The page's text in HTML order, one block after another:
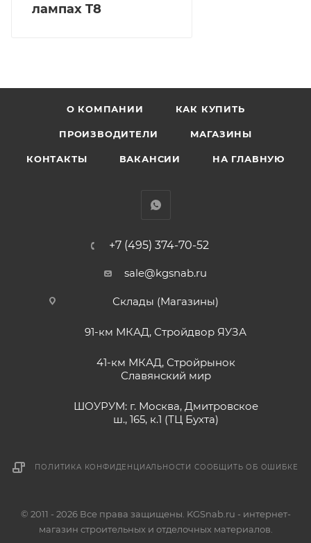
лампах T8
О КОМПАНИИ КАК КУПИТЬ
ПРОИЗВОДИТЕЛИ МАГАЗИНЫ
КОНТАКТЫ ВАКАНСИИ НА ГЛАВНУЮ
+7 (495) 374-70-52
sale@kgsnab.ru
Склады (Магазины)
91-км МКАД, Стройдвор ЯУЗА
41-км МКАД, Стройрынок
Славянский мир
ШОУРУМ: г. Москва, Дмитровское
ш., 165, к.1 (ТЦ Бухта)
ПОЛИТИКА КОНФИДЕНЦИАЛЬНОСТИ СООБЩИТЬ ОБ ОШИБКЕ
© 2011 - 2026 Все права защищены. KGSnab.ru - интернет-
магазин строительных и отделочных материалов.